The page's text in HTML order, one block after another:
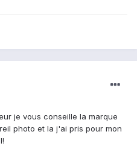
je vous conseille la marque
photo et la j'ai pris pour mon